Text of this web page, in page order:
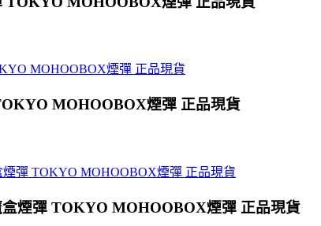
MOHOOBOX煙彈 正品現貨
煙彈 TOKYO MOHOOBOX煙彈 正品現貨